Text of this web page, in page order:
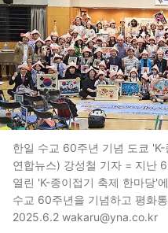
한일 수교 60주년 기념 도쿄
연합뉴스) 강성철 기자 = 지난
열린 'K-종이접기 축제 한마당'
수교 60주년을 기념하고 평화
2025.6.2 wakaru@yna.co.kr